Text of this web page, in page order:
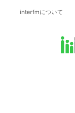
interfmについて